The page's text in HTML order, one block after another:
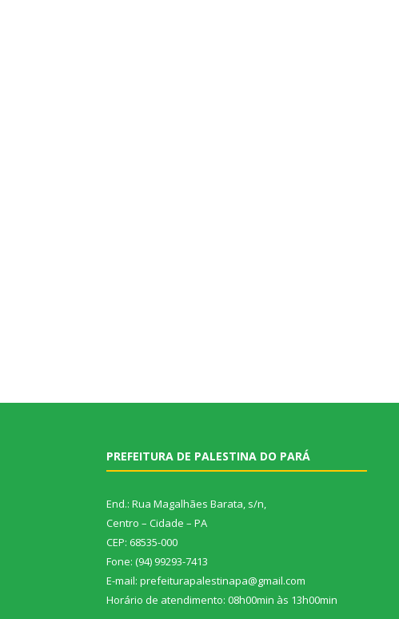
PREFEITURA DE PALESTINA DO PARÁ
End.: Rua Magalhães Barata, s/n,
Centro – Cidade – PA
CEP: 68535-000
Fone: (94) 99293-7413
E-mail: prefeiturapalestinapa@gmail.com
Horário de atendimento: 08h00min às 13h00min